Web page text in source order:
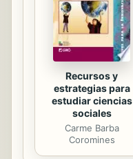
Recursos y
estrategias para
estudiar ciencias
sociales
Carme Barba
Coromines